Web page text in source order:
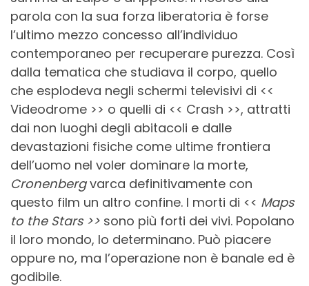
parola con la sua forza liberatoria è forse
l’ultimo mezzo concesso all’individuo
contemporaneo per recuperare purezza. Così
dalla tematica che studiava il corpo, quello
che esplodeva negli schermi televisivi di <<
Videodrome >> o quelli di << Crash >>, attratti
dai non luoghi degli abitacoli e dalle
devastazioni fisiche come ultime frontiera
dell’uomo nel voler dominare la morte,
Cronenbergvarca definitivamente con
questo film un altro confine. I morti di << Maps
to the Stars >> sono più forti dei vivi. Popolano
il loro mondo, lo determinano. Può piacere
oppure no, ma l’operazione non è banale ed è
godibile.